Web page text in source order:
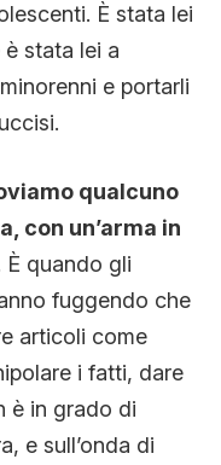
È stata lei
stata lei a
e portarli
qualcuno
con un’arma in
È quando gli
fuggendo che
articoli come
i fatti, dare
è in grado di
e sull’onda di